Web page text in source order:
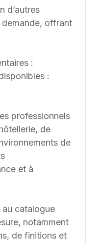
d’autres
offrant
:
:
professionnels
de
de
et à
au catalogue
notamment
de finitions et